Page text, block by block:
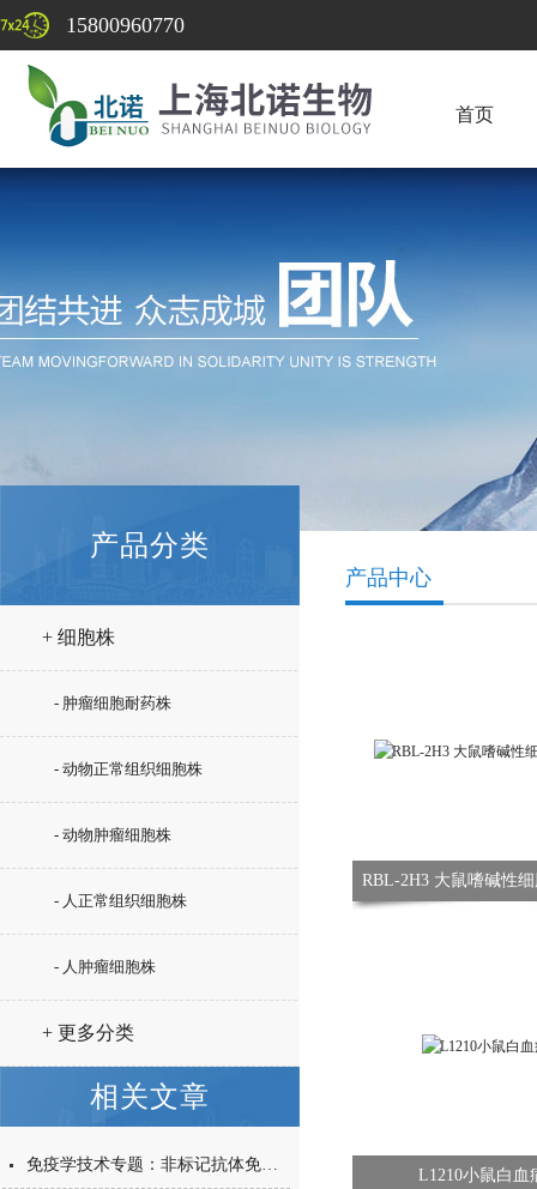
15800960770
首页
产品分类
+ 细胞株
- 肿瘤细胞耐药株
- 动物正常组织细胞株
- 动物肿瘤细胞株
- 人正常组织细胞株
- 人肿瘤细胞株
+ 更多分类
相关文章
免疫学技术专题：非标记抗体免疫电镜技术
产品中心
RBL-2H3 大鼠嗜碱性
L1210小鼠白血